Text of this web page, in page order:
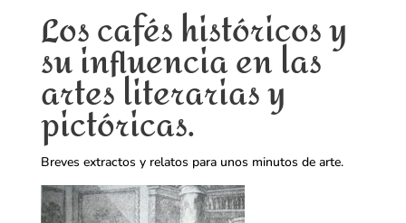
Los cafés históricos y
su influencia en las
artes literarias y
pictóricas.
Breves extractos y relatos para unos minutos de arte.